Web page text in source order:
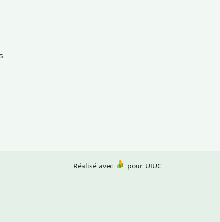
Réalisé avec pour UIUC